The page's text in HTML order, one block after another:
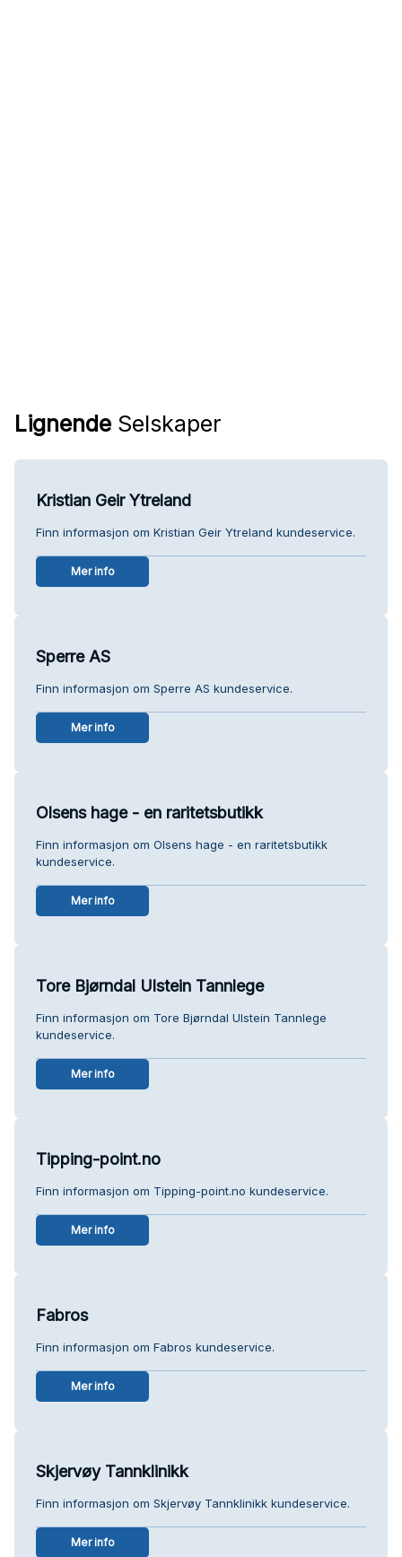
Lignende Selskaper
Kristian Geir Ytreland
Finn informasjon om Kristian Geir Ytreland kundeservice.
Mer info
Sperre AS
Finn informasjon om Sperre AS kundeservice.
Mer info
Olsens hage - en raritetsbutikk
Finn informasjon om Olsens hage - en raritetsbutikk
kundeservice.
Mer info
Tore Bjørndal Ulstein Tannlege
Finn informasjon om Tore Bjørndal Ulstein Tannlege
kundeservice.
Mer info
Tipping-point.no
Finn informasjon om Tipping-point.no kundeservice.
Mer info
Fabros
Finn informasjon om Fabros kundeservice.
Mer info
Skjervøy Tannklinikk
Finn informasjon om Skjervøy Tannklinikk kundeservice.
Mer info